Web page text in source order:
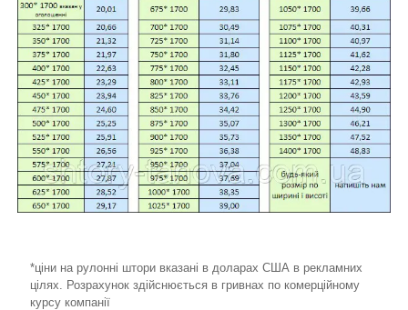
*ціни на рулонні штори вказані в доларах США в рекламних
цілях. Розрахунок здійснюється в гривнах по комерційному
курсу компанії